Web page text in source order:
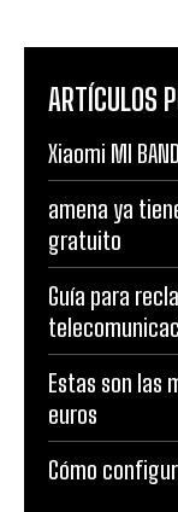
ARTÍCULOS
Xiaomi MI
amena ya
gratuito
Guía para
Estas son las
euros
Cómo